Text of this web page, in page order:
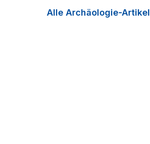
Alle Archäologie-Artikel